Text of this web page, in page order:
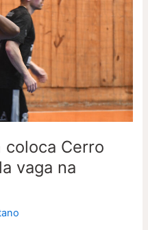
coloca Cerro
vaga na